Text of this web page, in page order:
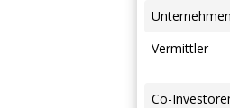
Vermittler
Co-